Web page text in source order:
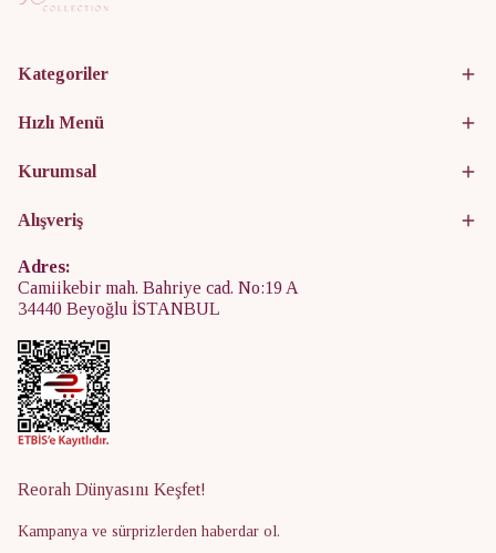
Kategoriler
Hızlı Menü
Kurumsal
Alışveriş
Adres:
Camiikebir mah. Bahriye cad. No:19 A
34440 Beyoğlu İSTANBUL
Reorah Dünyasını Keşfet!
Kampanya ve sürprizlerden haberdar ol.